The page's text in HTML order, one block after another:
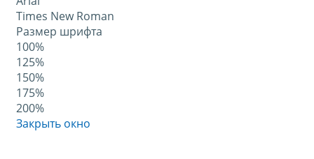
Times New Roman
Размер шрифта
100%
125%
150%
175%
200%
Закрыть окно